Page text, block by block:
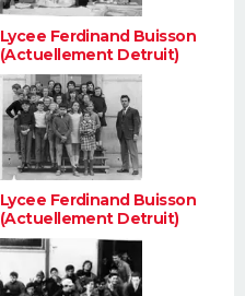
Lycee Ferdinand Buisson
(Actuellement Detruit)
Lycee Ferdinand Buisson
(Actuellement Detruit)